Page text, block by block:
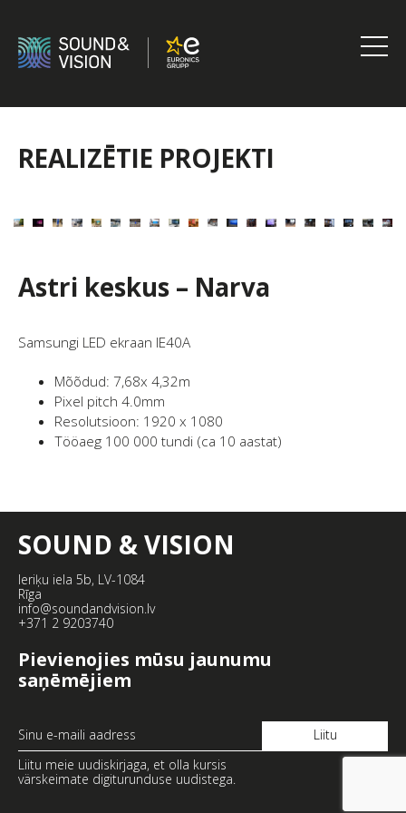
content
Sound
REALIZĒTIE PROJEKTI
Astri keskus – Narva
Samsungi LED ekraan IE40A
Mõõdud: 7,68x 4,32m
Pixel pitch 4.0mm
Resolutsioon: 1920 x 1080
Tööaeg 100 000 tundi (ca 10 aastat)
SOUND & VISION
Ieriķu iela 5b, LV-1084
Rīga
info@soundandvision.lv
+371 2 9203740
Pievienojies mūsu jaunumu
saņēmējiem
Liitu meie uudiskirjaga, et olla kursis
värskeimate digiturunduse uudistega.